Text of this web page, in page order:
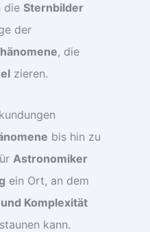
die Sternbilder
der
, die
zieren.
bis hin zu
Astronomiker
ein Ort, an dem
Komplexität
kann.